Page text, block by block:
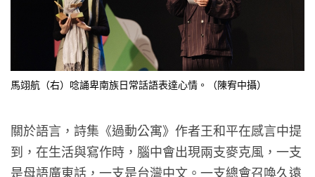
馬翊航（右）唸誦卑南族日常話語表達心情。（陳宥中攝）
關於語言，詩集《過動公寓》作者王和平在感言中提
到，在生活與寫作時，腦中會出現兩支麥克風，一支
是母語廣東話，一支是台灣中文。一支總會召喚久遠